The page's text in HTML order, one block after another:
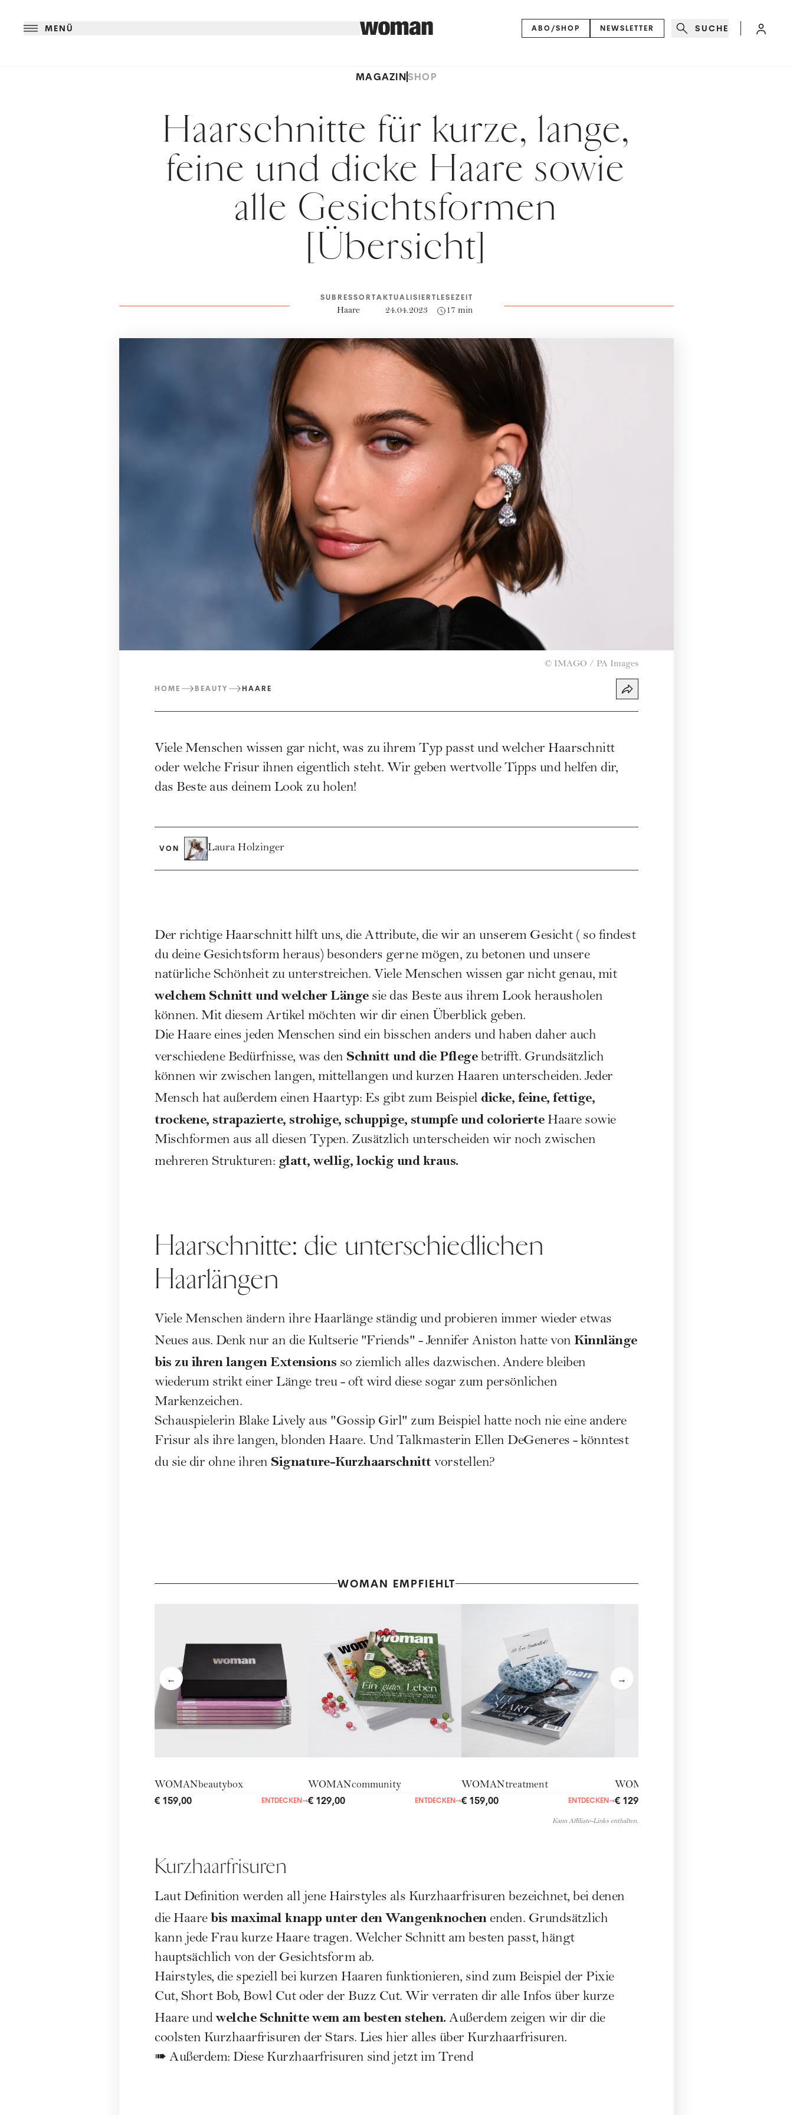
MENÜ ABO/SHOP NEWSLETTER SUCHE
MAGAZINSHOP
Haarschnitte für kurze, lange,
feine und dicke Haare sowie
alle Gesichtsformen
[Übersicht]
SUBRESSORT
Haare
AKTUALISIERT
24.04.2023
LESEZEIT
17 min
© IMAGO / PA Images
HOME BEAUTY HAARE
Viele Menschen wissen gar nicht, was zu ihrem Typ passt und welcher Haarschnitt
oder welche Frisur ihnen eigentlich steht. Wir geben wertvolle Tipps und helfen dir,
das Beste aus deinem Look zu holen!
VON Laura Holzinger
Der richtige Haarschnitt hilft uns, die Attribute, die wir an unserem Gesicht ( so findest
du deine Gesichtsform heraus) besonders gerne mögen, zu betonen und unsere
natürliche Schönheit zu unterstreichen. Viele Menschen wissen gar nicht genau, mit
welchem Schnitt und welcher Längesie das Beste aus ihrem Look herausholen
können. Mit diesem Artikel möchten wir dir einen Überblick geben.
Die Haare eines jeden Menschen sind ein bisschen anders und haben daher auch
verschiedene Bedürfnisse, was den Schnitt und die Pflegebetrifft. Grundsätzlich
können wir zwischen langen, mittellangen und kurzen Haaren unterscheiden. Jeder
Mensch hat außerdem einen Haartyp: Es gibt zum Beispiel dicke, feine, fettige,
trockene, strapazierte, strohige, schuppige, stumpfe und colorierteHaare sowie
Mischformen aus all diesen Typen. Zusätzlich unterscheiden wir noch zwischen
mehreren Strukturen: glatt, wellig, lockig und kraus.
Haarschnitte: die unterschiedlichen
Haarlängen
Viele Menschen ändern ihre Haarlänge ständig und probieren immer wieder etwas
Neues aus. Denk nur an die Kultserie "Friends" - Jennifer Aniston hatte von Kinnlänge
bis zu ihren langen Extensions so ziemlich alles dazwischen. Andere bleiben
wiederum strikt einer Länge treu - oft wird diese sogar zum persönlichen
Markenzeichen.
Schauspielerin Blake Lively aus "Gossip Girl" zum Beispiel hatte noch nie eine andere
Frisur als ihre langen, blonden Haare. Und Talkmasterin Ellen DeGeneres - könntest
du sie dir ohne ihren Signature-Kurzhaarschnittvorstellen?
WOMAN EMPFIEHLT
← →
WOMANbeautybox
€ 159,00 ENTDECKEN→
WOMANcommunity
€ 129,00 ENTDECKEN→
WOMANtreatment
€ 159,00 ENTDECKEN→
WOMANmoon
€ 129,00
Kann Affiliate-Links enthalten.
Kurzhaarfrisuren
Laut Definition werden all jene Hairstyles als Kurzhaarfrisuren bezeichnet, bei denen
die Haare bis maximal knapp unter den Wangenknochenenden. Grundsätzlich
kann jede Frau kurze Haare tragen. Welcher Schnitt am besten passt, hängt
hauptsächlich von der Gesichtsform ab.
Hairstyles, die speziell bei kurzen Haaren funktionieren, sind zum Beispiel der Pixie
Cut, Short Bob, Bowl Cut oder der Buzz Cut. Wir verraten dir alle Infos über kurze
Haare undwelche Schnitte wem am besten stehen.Außerdem zeigen wir dir die
coolsten Kurzhaarfrisuren der Stars. Lies hier alles über Kurzhaarfrisuren.
➠ Außerdem: Diese Kurzhaarfrisuren sind jetzt im Trend